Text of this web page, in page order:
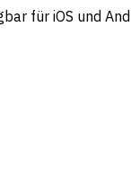
für iOS und